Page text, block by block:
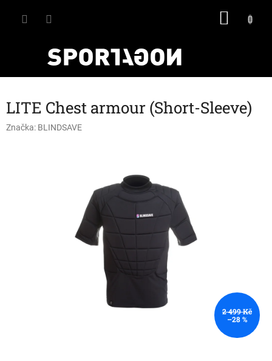
LITE Chest armour (Short-Sleeve)
Značka: BLINDSAVE
2 499 Kč
–28 %